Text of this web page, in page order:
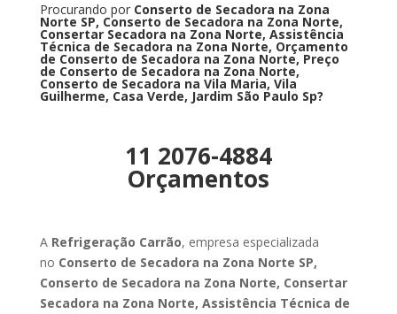
Procurando por Conserto de Secadora na Zona
Norte SP, Conserto de Secadora na Zona Norte,
Consertar Secadora na Zona Norte, Assistência
Técnica de Secadora na Zona Norte, Orçamento
de Conserto de Secadora na Zona Norte, Preço
de Conserto de Secadora na Zona Norte,
Conserto de Secadora na Vila Maria, Vila
Guilherme, Casa Verde, Jardim São Paulo Sp?
11 2076-4884
Orçamentos
A Refrigeração Carrão, empresa especializada
no Conserto de Secadora na Zona Norte SP,
Conserto de Secadora na Zona Norte, Consertar
Secadora na Zona Norte, Assistência Técnica de